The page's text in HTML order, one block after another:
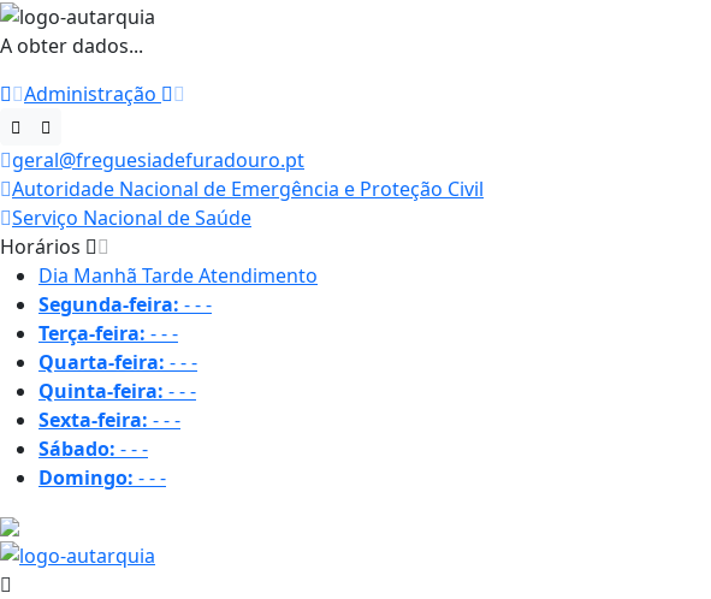
A obter dados...
Administração
geral@freguesiadefuradouro.pt
Autoridade Nacional de Emergência e Proteção Civil
Serviço Nacional de Saúde
Horários
Dia Manhã TardeAtendimento
Segunda-feira: ---
Terça-feira: ---
Quarta-feira: ---
Quinta-feira: ---
Sexta-feira: ---
Sábado: ---
Domingo: ---